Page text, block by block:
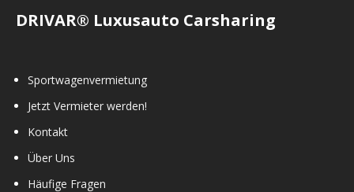
DRIVAR® Luxusauto Carsharing
Sportwagenvermietung
Jetzt Vermieter werden!
Kontakt
Über Uns
Häufige Fragen